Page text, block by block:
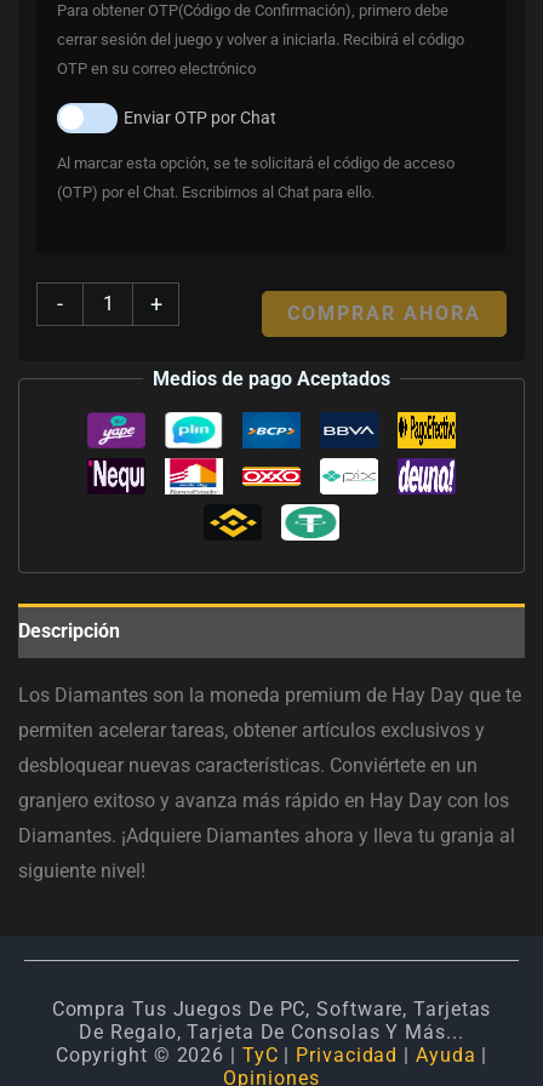
Para obtener OTP(Código de Confirmación), primero debe
cerrar sesión del juego y volver a iniciarla. Recibirá el código
OTP en su correo electrónico
Enviar OTP por Chat
Al marcar esta opción, se te solicitará el código de acceso
(OTP) por el Chat. Escribirnos al Chat para ello.
- + COMPRAR AHORA
Medios de pago Aceptados
Descripción
Los Diamantes son la moneda premium de Hay Day que te
permiten acelerar tareas, obtener artículos exclusivos y
desbloquear nuevas características. Conviértete en un
granjero exitoso y avanza más rápido en Hay Day con los
Diamantes. ¡Adquiere Diamantes ahora y lleva tu granja al
siguiente nivel!
Compra Tus Juegos De PC, Software, Tarjetas
De Regalo, Tarjeta De Consolas Y Más...
Copyright © 2026 | TyC | Privacidad | Ayuda |
Opiniones